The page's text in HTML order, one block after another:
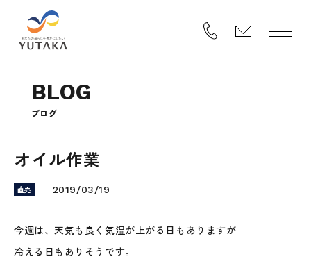
BLOG
ブロ グ
オイル作業
直売 2019/03/19
今週は、天気も良く気温が上がる日もありますが
冷える日もありそうです。